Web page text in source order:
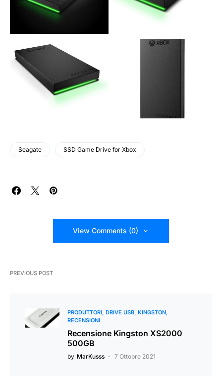
Seagate SSD Game Drive for Xbox
View Comments (0)
PREVIOUS POST
PRODUTTORI DRIVE USB KINGSTON
RECENSIONI
Recensione Kingston XS2000
500GB
by MarKusss 7 Ottobre 2021